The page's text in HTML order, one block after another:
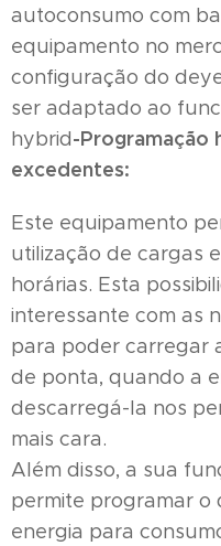
autoconsumo com
equipamento no
configuração do
ser adaptado ao
hybrid-Programação
excedentes:
Este equipamento
utilização de cargas
horárias. Esta
interessante com as
para poder carregar
de ponta, quando a
descarregá-la nos
mais cara.
Além disso, a sua
permite programar o
energia para